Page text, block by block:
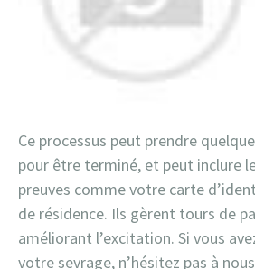
Ce processus peut prendre
pour être terminé, et peut inclure
preuves comme votre carte
de résidence. Ils gèrent tours de
améliorant l’excitation. Si vous
votre sevrage, n’hésitez pas à